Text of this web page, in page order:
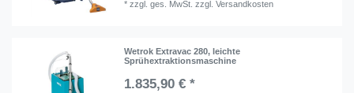
*zzgl. ges. MwSt. zzgl.Versandkosten
Wetrok Extravac 280, leichte
Sprühextraktionsmaschine
1.835,90 € *